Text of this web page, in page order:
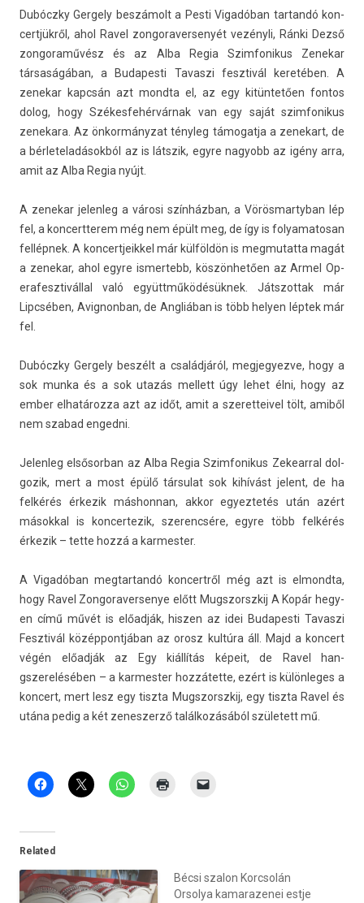
Dubóczky Ger­ge­ly beszámolt a Pesti Vigadóban tar­tandó kon­
certjük­ről, ahol Ravel zon­goraver­senyét vezényli, Ránki Dezső
zon­goraművész és az Alba Regia Szim­fonikus Zenekar
társaságában, a Budapes­ti Tavas­zi fesztivál keretében. A
zenekar kapcsán azt mondta el, az egy kitüntetően fon­tos
dolog, hogy Székes­fehér­várnak van egy saját szim­fonikus
zenekara. Az önkormányzat tényleg támogat­ja a zenekart, de
a bér­leteladások­ból az is látszik, egyre nagyobb az igény arra,
amit az Alba Regia nyújt.
A zenekar jelen­leg a városi színházban, a Vörös­martyban lép
fel, a kon­certterem még nem épült meg, de így is folyamatosan
fellépnek. A kon­certjeik­kel már külföldön is meg­mutat­ta magát
a zenekar, ahol egyre is­mertebb, köszönhetően az Armel Op­
erafesztiváll­al való együttműködésüknek. Játszot­tak már
Lipcsében, Avig­nonban, de Angliában is több hely­en léptek már
fel.
Dubóczky Ger­ge­ly beszélt a családjáról, meg­jegyez­ve, hogy a
sok munka és a sok utazás mel­lett úgy lehet élni, hogy az
ember elhatározza azt az időt, amit a szeret­teivel tölt, amiből
nem szabad en­ged­ni.
Jelen­leg el­sősor­ban az Alba Regia Szim­fonikus Zekearr­al dol­
gozik, mert a most épülő tár­sulat sok kihívást jelent, de ha
felkérés érkezik más­honnan, akkor egyez­tetés után azért
másokk­al is kon­certezik, szerencsére, egyre több felkérés
érkezik – tette hozzá a kar­mest­er.
A Vigadóban meg­tartandó kon­certről még azt is el­mondta,
hogy Ravel Zon­goraver­senye előtt Mugszorszkij A Kopár hegy­
en című művét is előadják, hisz­en az idei Budapes­ti Tavas­zi
Fesztivál közép­pontjában az orosz kultúra áll. Majd a kon­cert
végén előadják az Egy kiállítás képeit, de Ravel han­
gszereléséb­en – a kar­mest­er hozzátette, ezért is külön­leges a
kon­cert, mert lesz egy tiszta Mugszorszkij, egy tiszta Ravel és
utána pedig a két zenes­zerző találkozásából született mű.
Related
Bécsi szalon Korcsolán
Orsolya kamarazenei estje